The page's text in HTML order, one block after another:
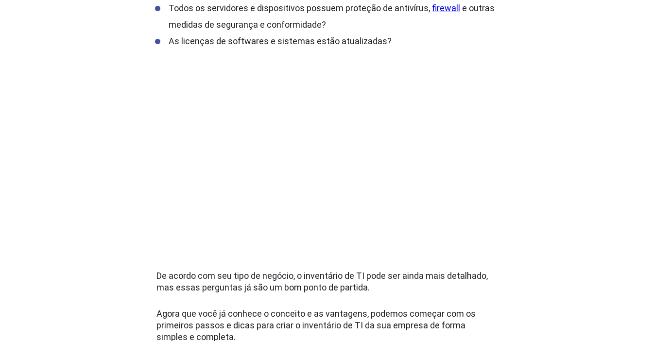
Todos os servidores e dispositivos possuem proteção de antivírus, firewall
e outras
medidas de segurança e conformidade?
As licenças de softwares e sistemas estão atualizadas?
De acordo com seu tipo de negócio, o inventário de TI pode ser ainda mais detalhado,
mas essas perguntas já são um bom ponto de partida.
Agora que você já conhece o conceito e as vantagens, podemos começar com os
primeiros passos e dicas para criar o inventário de TI da sua empresa de forma
simples e completa.